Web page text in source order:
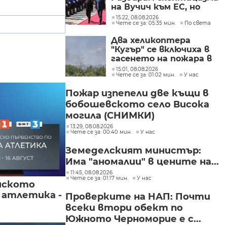
атлетика -
на Вучич към ЕС, но
Украйна е във война и
няма време за
скептицизъм
15:22, 08.08.2026
Чете се за: 05:35 мин.
По света
Два хеликоптера
"Кугър" се включиха в
гасенето на пожара в
Асеновградско
(СНИМКИ)
15:01, 08.08.2026
Чете се за: 01:02 мин.
У нас
Пожар изпепели две къщи в
бобошевското село Висока
могила (СНИМКИ)
13:29, 08.08.2026
Чете се за: 00:40 мин.
У нас
Земеделският министър:
Има "аномалии" в цените на...
11:45, 08.08.2026
Чете се за: 01:17 мин.
У нас
Проверките на НАП: Почти
всеки втори обект по
Южното Черноморие е с...